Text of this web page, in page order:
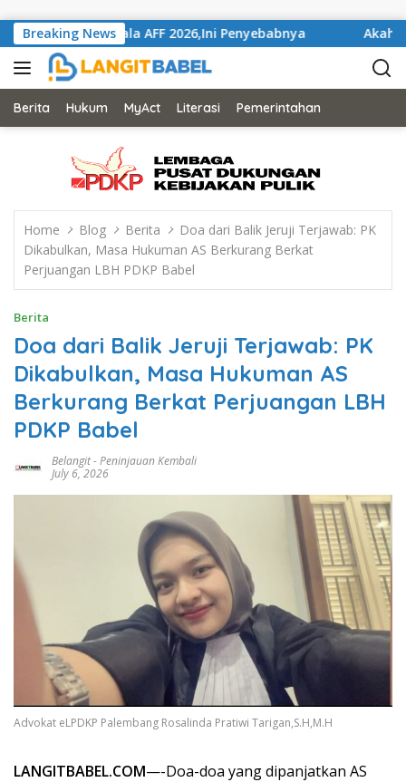
Breaking News
Piala AFF 2026,Ini Penyebabnya Akahkan
Berita Hukum MyAct Literasi Pemerintahan
Home Blog Berita
Doa dari Balik Jeruji Terjawab: PK
Dikabulkan, Masa Hukuman AS Berkurang Berkat
Perjuangan LBH PDKP Babel
Berita
Doa dari Balik Jeruji Terjawab: PK
Dikabulkan, Masa Hukuman AS
Berkurang Berkat Perjuangan LBH
PDKP Babel
Belangit-Peninjauan Kembali
July 6, 2026
Advokat eLPDKP Palembang Rosalinda Pratiwi Tarigan,S.H,M.H
LANGITBABEL.COM—-Doa-doa yang dipanjatkan AS